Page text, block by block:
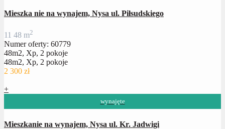
Mieszka nie na wynajem, Nysa ul. Piłsudskiego
11 48 m2
Numer oferty: 60779
48m2, Xp, 2 pokoje
48m2, Xp, 2 pokoje
2 300 zł
+
wynajęte
Mieszkanie na wynajem, Nysa ul. Kr. Jadwigi